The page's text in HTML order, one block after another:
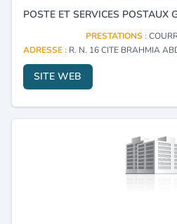
PRESTATIONS :
ADRESSE : R. N. 16 CITE BRAHMIA
SITE WEB